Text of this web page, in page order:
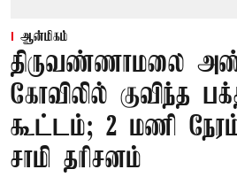
ஆன்மிகம்
திருவண்ணாமலை
கோவிலில் குவிந்த
கூட்டம்; 2 மணி நேரம்
சாமி தரிசனம்